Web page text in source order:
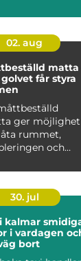
02. aug
matta
får styra
ger möjlighet
rummet,
och
30. jul
smidiga
i vardagen
bort